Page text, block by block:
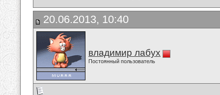
20.06.2013, 10:40
владимир лабух
Постоянный пользователь